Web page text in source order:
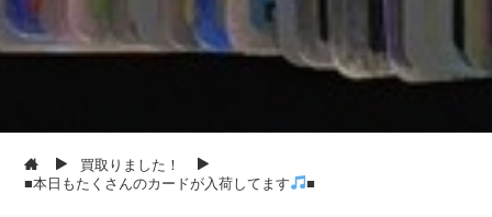
買取りました！
■本日もたくさんのカードが入荷してます
■